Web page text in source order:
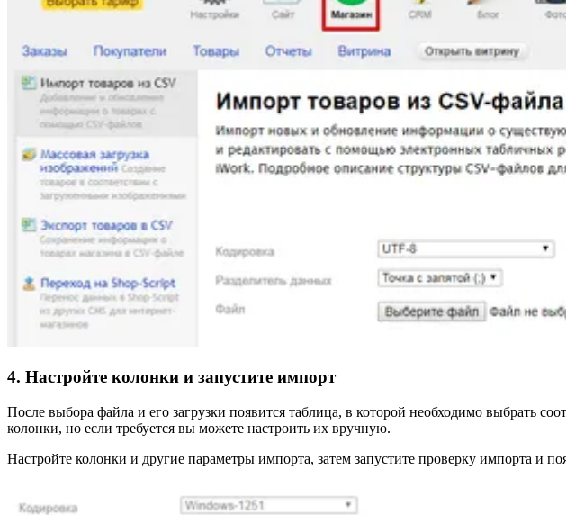
4. Настройте колонки и запустите импорт
После выбора файла и его загрузки появится таблица, в которой необходимо выбрать
колонки, но если требуется вы можете настроить их вручную.
Настройте колонки и другие параметры импорта, затем запустите проверку импорта и